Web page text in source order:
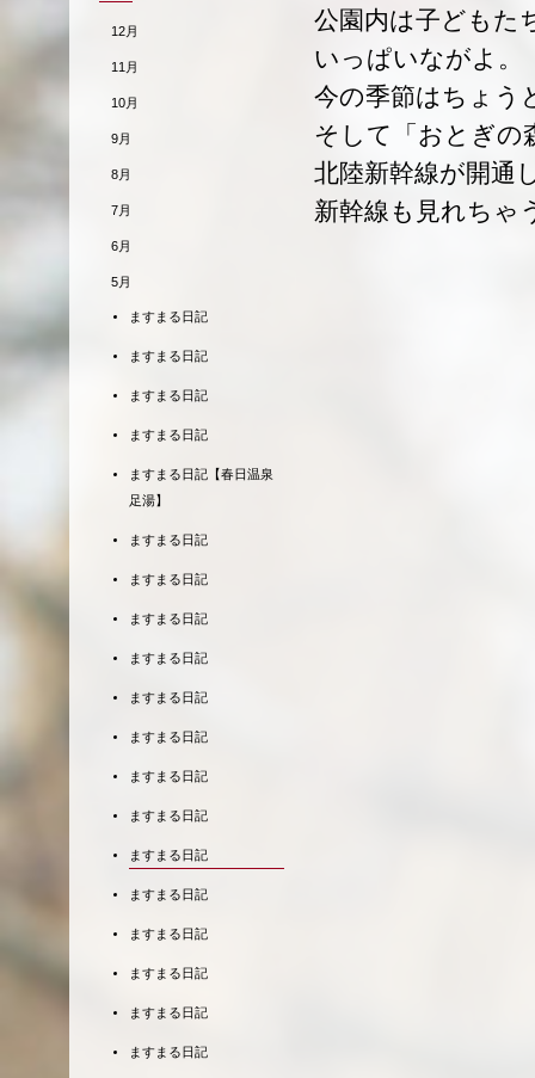
公園内は子どもた
いっぱいながよ。
今の季節はちょう
そして「おとぎの
北陸新幹線が開通
新幹線も見れちゃ
12月
11月
10月
9月
8月
7月
6月
5月
ますまる日記
ますまる日記
ますまる日記
ますまる日記
ますまる日記【春日温泉
足湯】
ますまる日記
ますまる日記
ますまる日記
ますまる日記
ますまる日記
ますまる日記
ますまる日記
ますまる日記
ますまる日記
ますまる日記
ますまる日記
ますまる日記
ますまる日記
ますまる日記